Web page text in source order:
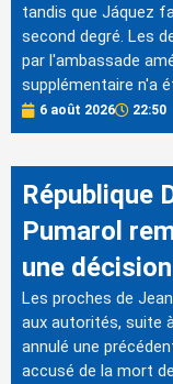
tandis que Jáquez
second degré. Les
par l'ambassade
supplémentaire n'a
6 août 2026 22:50
République
Pumarol
une
Les proches de
aux autorités, suite
annulé une
accusé de la mort